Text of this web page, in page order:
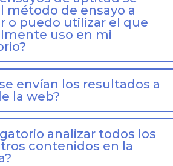
método de ensayo a
o puedo utilizar el que
uso en mi
envían los resultados a
la web?
analizar todos los
contenidos en la